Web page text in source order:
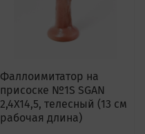
Фаллоимитатор на
присоске №1S SGAN
2,4X14,5, телесный (13 см
рабочая длина)